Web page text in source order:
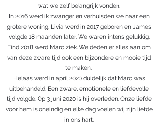
wat we zelf belangrijk vonden.
In 2016 werd ik zwanger en verhuisden we naar een
grotere woning. Livia werd in 2017 geboren en James
volgde 18 maanden later. We waren intens gelukkig.
Eind 2018 werd Marc ziek. We deden er alles aan om
van deze zware tijd ook een bijzondere en mooie tijd
te maken.
Helaas werd in april 2020 duidelijk dat Marc was
uitbehandeld. Een zware, emotionele en liefdevolle
tijd volgde. Op 3 juni 2020 is hij overleden. Onze liefde
voor hem is oneindig en elke dag voelen wij zijn liefde
in ons hart.